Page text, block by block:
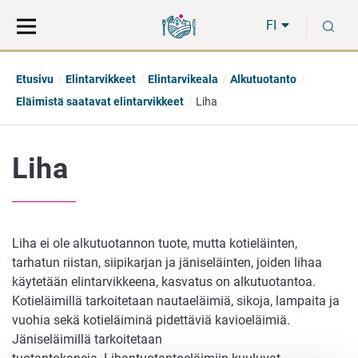
suoraan
sisältöön
koko
sivuston
FI
Etusivu Elintarvikkeet Elintarvikeala
Alkutuotanto
Eläimistä saatavat elintarvikkeet
Liha
Liha
Liha ei ole alkutuotannon tuote, mutta kotieläinten,
tarhatun riistan, siipikarjan ja jäniseläinten, joiden lihaa
käytetään elintarvikkeena, kasvatus on alkutuotantoa.
Kotieläimillä tarkoitetaan nautaeläimiä, sikoja, lampaita ja
vuohia sekä kotieläiminä pidettäviä kavioeläimiä.
Jäniseläimillä tarkoitetaan